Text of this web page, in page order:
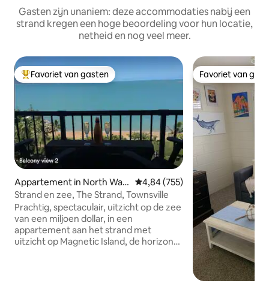
Gasten zijn unaniem: deze accommodaties nabij een
strand kregen een hoge beoordeling voor hun locatie,
netheid en nog veel meer.
Topfavoriet van gasten
Favoriet van gasten
Appartement in North War
d
Gemiddelde beoordeling van
4,84 (755)
Strand en zee, The Strand, Townsville
Prachtig, spectaculair, uitzicht op de zee
van een miljoen dollar, in een
appartement aan het strand met
uitzicht op Magnetic Island, de horizon
Favoriet van
Favoriet van